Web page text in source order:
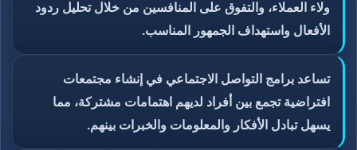
ولاء العملاء، والتفوق على المنافسين من خلال تحليل ردود
الأفعال واستهداف الجمهور المناسب.
تساعد برامج التواصل الاجتماعي في إنشاء مجتمعات
افتراضية تجمع بين أفراد لديهم اهتمامات مشتركة، مما
يسهل تبادل الأفكار والمعلومات والخبرات بينهم.